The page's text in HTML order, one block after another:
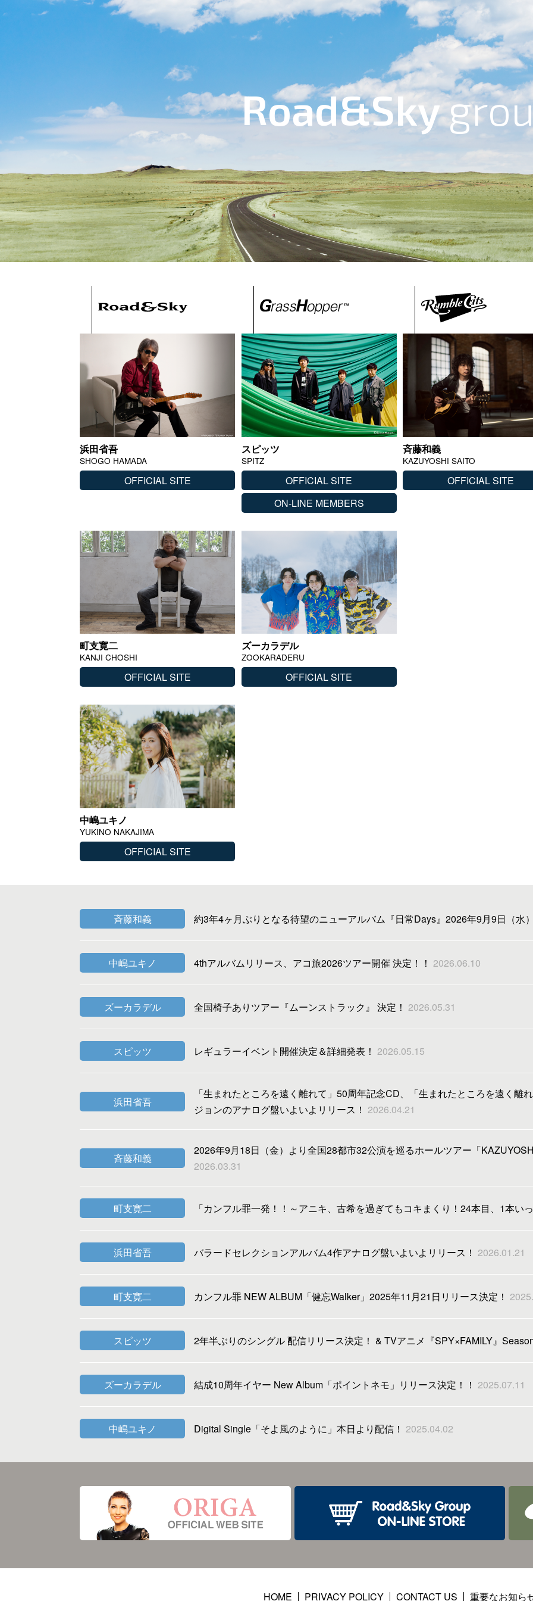
Road&Sky
浜田省吾
SHOGO HAMADA
OFFICIAL SITE
町支寛二
KANJI CHOSHI
OFFICIAL SITE
中嶋ユキノ
YUKINO NAKAJIMA
OFFICIAL SITE
スピッツ
SPITZ
OFFICIAL SITE
ON-LINE MEMBERS
ズーカラデル
ZOOKARADERU
OFFICIAL SITE
斉藤和義
KAZUYOSHI SAITO
OFFICIAL SITE
斉藤和義 約3年4ヶ月ぶりとなる待望のニューアルバム『日常Days』2026年9月9日（水
中嶋ユキノ 4thアルバムリリース、アコ旅2026ツアー開催 決定！！2026.06.10
ズーカラデル 全国椅子ありツアー『ムーンストラック』 決定！2026.05.31
スピッツ レギュラーイベント開催決定＆詳細発表！2026.05.15
浜田省吾
「生まれたところを遠く離れて」50周年記念CD、「生まれたところを遠く離
ジョンのアナログ盤いよいよリリース！2026.04.21
斉藤和義
2026年9月18日（金）より全国28都市32公演を巡るホールツアー「
2026.03.31
町支寛二 「カンフル罪一発！！～アニキ、古希を過ぎてもコキまくり！24本目、1本い
浜田省吾 バラードセレクションアルバム4作アナログ盤いよいよリリース！2026.01.21
町支寛二 カンフル罪 NEW ALBUM「健忘Walker」2025年11月21日リリース決定！
スピッツ 2年半ぶりのシングル 配信リリース決定！ & TVアニメ『SPY×FAMILY』
ズーカラデル 結成10周年イヤー New Album「ポイントネモ」リリース決定！！2025.07.11
中嶋ユキノ Digital Single「そよ風のように」本日より配信！2025.04.02
HOME PRIVACY POLICY CONTACT US 重要なお知ら